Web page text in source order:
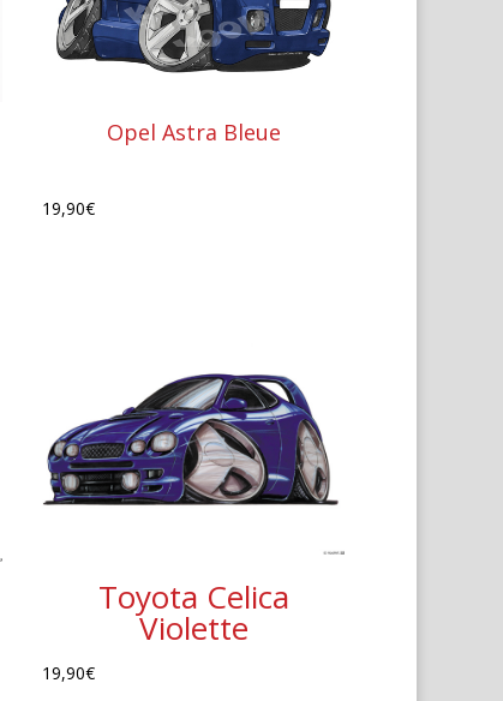
Opel Astra Bleue
19,90€
Toyota Celica
Violette
19,90€